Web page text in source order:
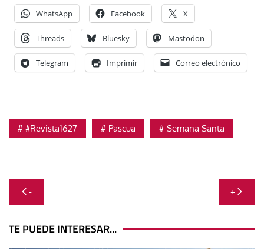
WhatsApp Facebook X
Threads Bluesky Mastodon
Telegram Imprimir Correo electrónico
#Revista1627 Pascua Semana Santa
Navegación
de
entradas
- +
TE PUEDE INTERESAR...